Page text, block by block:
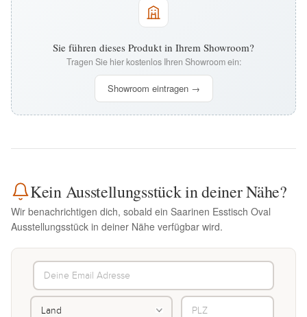
Sie führen dieses Produkt in Ihrem Showroom?
Tragen Sie hier kostenlos Ihren Showroom ein:
Showroom eintragen →
Kein Ausstellungsstück in deiner Nähe?
Wir benachrichtigen dich, sobald ein Saarinen Esstisch Oval
Ausstellungsstück in deiner Nähe verfügbar wird.